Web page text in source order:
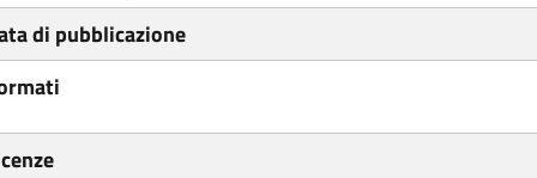
di pubblicazione